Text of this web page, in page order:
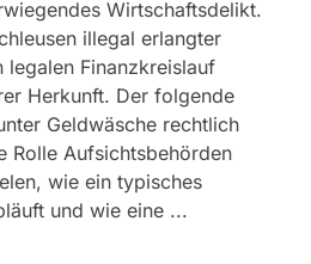
Wirtschaftsdelikt.
illegal erlangter
legalen Finanzkreislauf
Herkunft. Der folgende
Geldwäsche rechtlich
Rolle Aufsichtsbehörden
wie ein typisches
und wie eine ...